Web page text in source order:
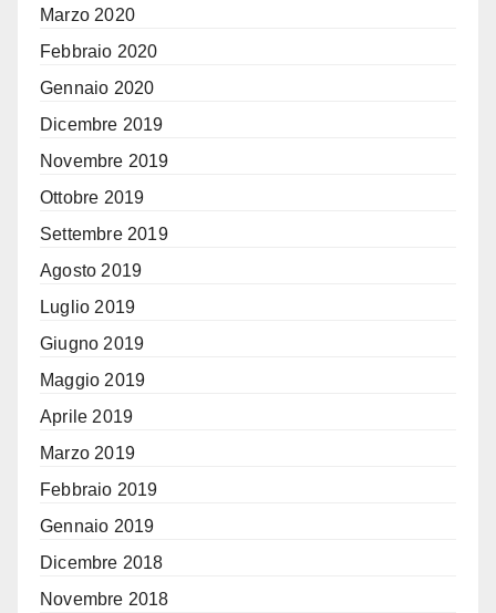
Marzo 2020
Febbraio 2020
Gennaio 2020
Dicembre 2019
Novembre 2019
Ottobre 2019
Settembre 2019
Agosto 2019
Luglio 2019
Giugno 2019
Maggio 2019
Aprile 2019
Marzo 2019
Febbraio 2019
Gennaio 2019
Dicembre 2018
Novembre 2018